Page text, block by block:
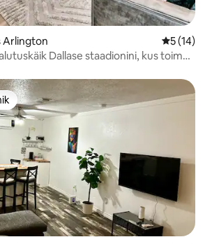
Arlington Keskmine
5 (14)
Dallase staadionini, kus toimub